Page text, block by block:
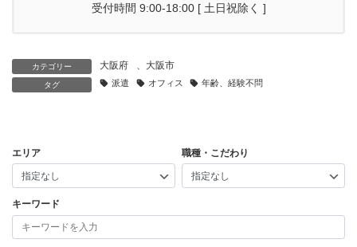
受付時間 9:00-18:00 [ 土日祝除く ]
カテゴリー 大阪府 、 大阪市
タグ 派遣 オフィス 年齢、経験不問
エリア 職種・こだわり
キーワード